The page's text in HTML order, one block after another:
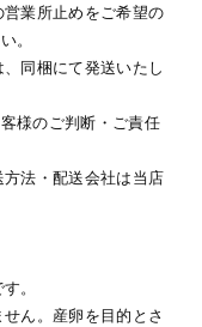
業所止めをご希望の
。
同梱にて発送いたし
様のご判断・ご責任
法・配送会社は当店
。
ん。産卵を目的とさ